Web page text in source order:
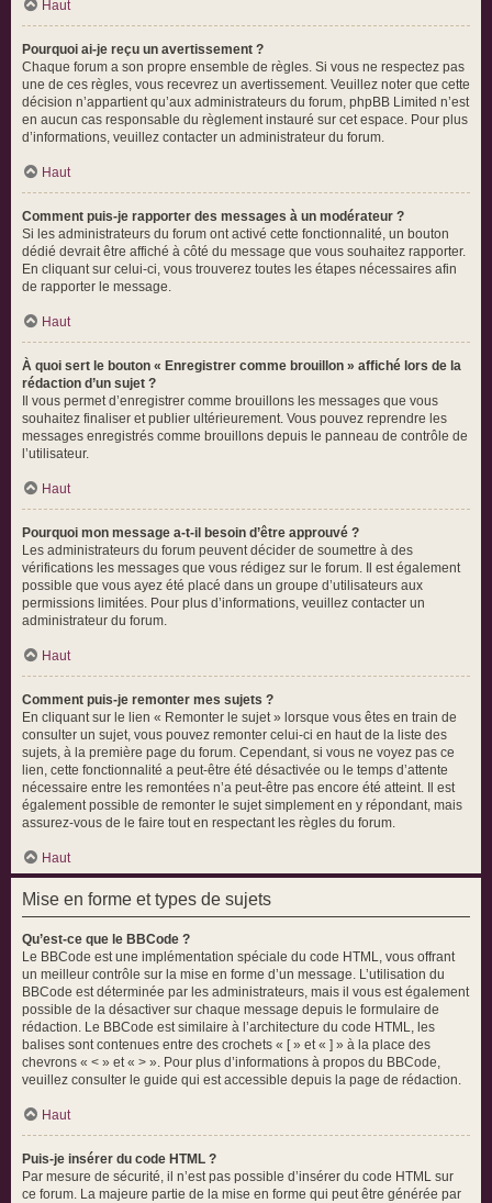
Haut
Pourquoi ai-je reçu un avertissement ?
Chaque forum a son propre ensemble de règles. Si vous ne respectez pas
une de ces règles, vous recevrez un avertissement. Veuillez noter que cette
décision n’appartient qu’aux administrateurs du forum, phpBB Limited n’est
en aucun cas responsable du règlement instauré sur cet espace. Pour plus
d’informations, veuillez contacter un administrateur du forum.
Haut
Comment puis-je rapporter des messages à un modérateur ?
Si les administrateurs du forum ont activé cette fonctionnalité, un bouton
dédié devrait être affiché à côté du message que vous souhaitez rapporter.
En cliquant sur celui-ci, vous trouverez toutes les étapes nécessaires afin
de rapporter le message.
Haut
À quoi sert le bouton « Enregistrer comme brouillon » affiché lors de la
rédaction d’un sujet ?
Il vous permet d’enregistrer comme brouillons les messages que vous
souhaitez finaliser et publier ultérieurement. Vous pouvez reprendre les
messages enregistrés comme brouillons depuis le panneau de contrôle de
l’utilisateur.
Haut
Pourquoi mon message a-t-il besoin d’être approuvé ?
Les administrateurs du forum peuvent décider de soumettre à des
vérifications les messages que vous rédigez sur le forum. Il est également
possible que vous ayez été placé dans un groupe d’utilisateurs aux
permissions limitées. Pour plus d’informations, veuillez contacter un
administrateur du forum.
Haut
Comment puis-je remonter mes sujets ?
En cliquant sur le lien « Remonter le sujet » lorsque vous êtes en train de
consulter un sujet, vous pouvez remonter celui-ci en haut de la liste des
sujets, à la première page du forum. Cependant, si vous ne voyez pas ce
lien, cette fonctionnalité a peut-être été désactivée ou le temps d’attente
nécessaire entre les remontées n’a peut-être pas encore été atteint. Il est
également possible de remonter le sujet simplement en y répondant, mais
assurez-vous de le faire tout en respectant les règles du forum.
Haut
Mise en forme et types de sujets
Qu’est-ce que le BBCode ?
Le BBCode est une implémentation spéciale du code HTML, vous offrant
un meilleur contrôle sur la mise en forme d’un message. L’utilisation du
BBCode est déterminée par les administrateurs, mais il vous est également
possible de la désactiver sur chaque message depuis le formulaire de
rédaction. Le BBCode est similaire à l’architecture du code HTML, les
balises sont contenues entre des crochets « [ » et « ] » à la place des
chevrons « < » et « > ». Pour plus d’informations à propos du BBCode,
veuillez consulter le guide qui est accessible depuis la page de rédaction.
Haut
Puis-je insérer du code HTML ?
Par mesure de sécurité, il n’est pas possible d’insérer du code HTML sur
ce forum. La majeure partie de la mise en forme qui peut être générée par